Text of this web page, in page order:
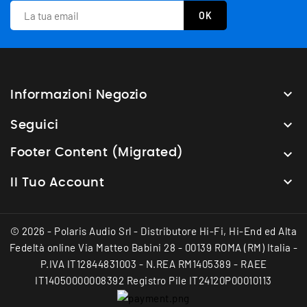
Informazioni Negozio 
Seguici 
Footer Content (Migrated) 
Il Tuo Account 
© 2026 - Polaris Audio Srl - Distributore Hi-Fi, Hi-End ed Alta
Fedeltà online Via Matteo Babini 28 - 00139 ROMA (RM) Italia -
P.IVA IT12844831003 - N.REA RM1405389 - RAEE
IT14050000008392 Registro Pile IT24120P00010113